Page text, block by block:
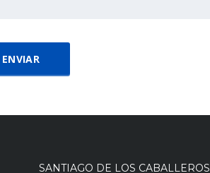
SANTIAGO DE LOS CABALLEROS